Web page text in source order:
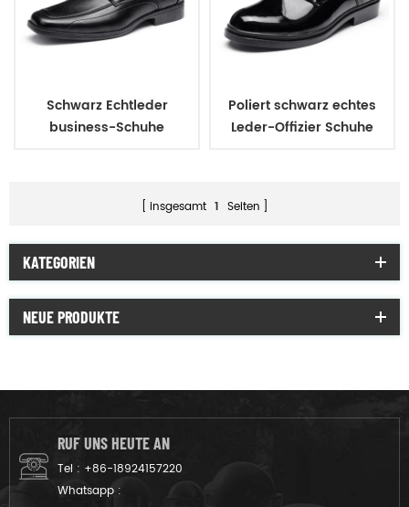
Schwarz Echtleder
business-Schuhe
Poliert schwarz echtes
Leder-Offizier Schuhe
insgesamt 1 Seiten
KATEGORIEN
NEUE PRODUKTE
RUF UNS HEUTE AN
Tel : +86-18924157220
Whatsapp :